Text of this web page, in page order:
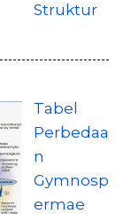
Struktur
Tabel
Perbedaa
n
Gymnosp
ermae